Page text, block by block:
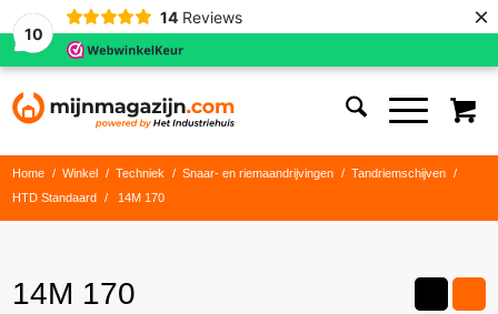
10
14 Reviews ×
Home / Winkel / Techniek / Snaar- en riemaandrijvingen / Tandriemschijven
/
HTD Standaard
/ 14M 170
14M 170